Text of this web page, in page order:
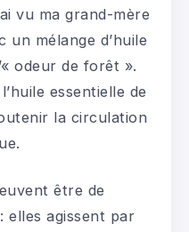
vu ma grand-mère
un mélange d’huile
odeur de forêt ».
essentielle de
la circulation
être de
elles agissent par